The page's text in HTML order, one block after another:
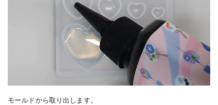
モールドから取り出します。